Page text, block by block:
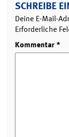
SCHREIBE
Deine E-Mail-
Erforderliche
Kommentar*